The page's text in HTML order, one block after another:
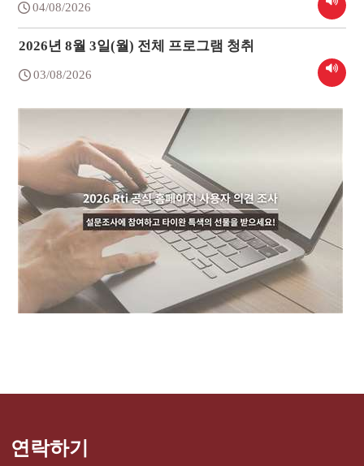
04/08/2026
2026년 8월 3일(월) 전체 프로그램 청취
03/08/2026
연락하기